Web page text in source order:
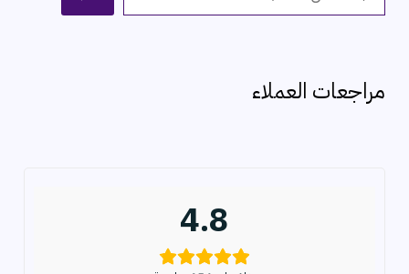
ل
ث
مراجعات العملاء
4.8